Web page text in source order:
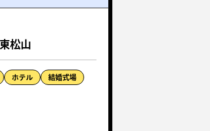
松山
ホテル 結婚式場